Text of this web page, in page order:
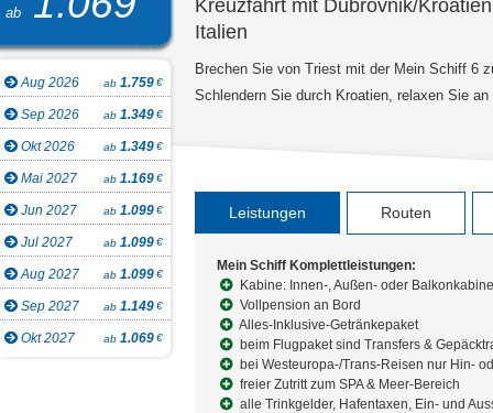
ab
Aug 2026 ab 1.759€
Sep 2026 ab 1.349€
Okt 2026 ab 1.349€
Mai 2027 ab 1.169€
Jun 2027 ab 1.099€
Jul 2027 ab 1.099€
Aug 2027 ab 1.099€
Sep 2027 ab 1.149€
Okt 2027 ab 1.069€
Kreuzfahrt mit Dubrovnik/
Italien
Brechen Sie von Triest mit der Mein Schiff 6
Schlendern Sie durch Kroatien, relaxen Sie
Leistungen Routen
Mein Schiff Komplettleistungen:
Kabine: Innen-, Außen- oder Balkonkabine
Vollpension an Bord
Alles-Inklusive-Getränkepaket
beim Flugpaket sind Transfers &
bei Westeuropa-/Trans-Reisen nur Hin-
freier Zutritt zum SPA & Meer-Bereich
alle Trinkgelder, Hafentaxen, Ein- und